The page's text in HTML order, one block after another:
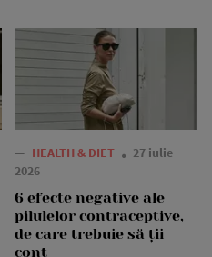
— HEALTH & DIET
27 iulie
2026
6 efecte negative ale
pilulelor contraceptive,
de care trebuie să ții
cont